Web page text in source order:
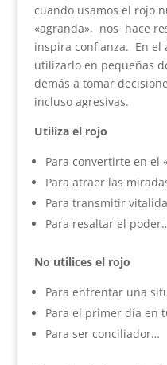
cuando usamos el rojo
«agranda», nos hace
inspira confianza. En el
utilizarlo en pequeñas
demás a tomar
incluso agresivas.
Utiliza el rojo
Para convertirte en el
Para atraer las
Para transmitir
Para resaltar el
No utilices el rojo
Para enfrentar una
Para el primer día en
Para ser conciliador…